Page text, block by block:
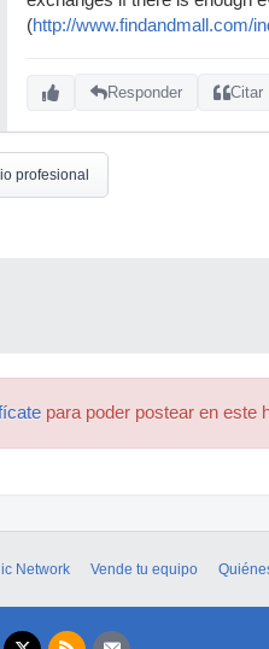
(http://www.findandmall.com/
Responder Citar
profesional
para poder postear en este
Network Vende tu equipo